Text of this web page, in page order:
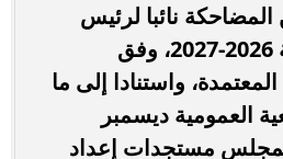
نائبا لرئيس
الاتحاد للدورة الحالية 2026-2027، وفق
واستنادا إلى ما
العمومية ديسمبر
مستجدات إعداد